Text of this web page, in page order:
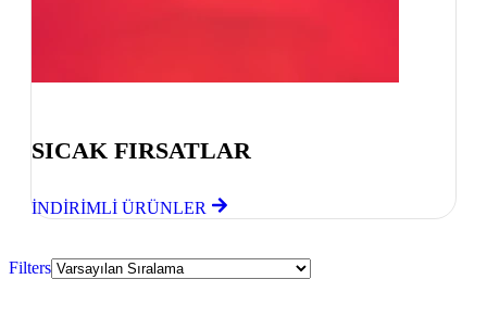
SICAK FIRSATLAR
İNDİRİMLİ ÜRÜNLER
Filters